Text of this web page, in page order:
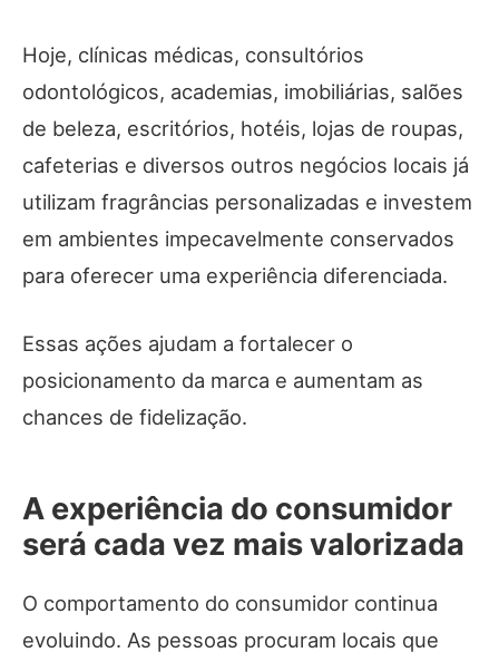
Hoje, clínicas médicas, consultórios
odontológicos, academias, imobiliárias, salões
de beleza, escritórios, hotéis, lojas de roupas,
cafeterias e diversos outros negócios locais já
utilizam fragrâncias personalizadas e investem
em ambientes impecavelmente conservados
para oferecer uma experiência diferenciada.
Essas ações ajudam a fortalecer o
posicionamento da marca e aumentam as
chances de fidelização.
A experiência do consumidor
será cada vez mais valorizada
O comportamento do consumidor continua
evoluindo. As pessoas procuram locais que